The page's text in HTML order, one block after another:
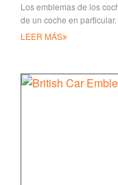
Los emblemas de los
de un coche en
puede tener un
LEER MÁS